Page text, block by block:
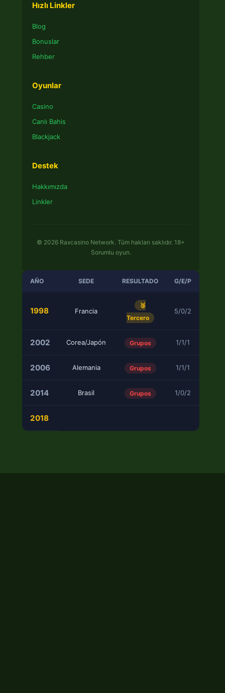
Hızlı Linkler
Blog
Bonuslar
Rehber
Oyunlar
Casino
Canlı Bahis
Blackjack
Destek
Hakkımızda
Linkler
© 2026 Raxcasino Network. Tüm hakları saklıdır. 18+
Sorumlu oyun.
AÑO SEDE RESULTADO G/E/P
1998 Francia
🥉
Tercero
5/0/2
2002 Corea/Japón Grupos 1/1/1
2006 Alemania Grupos 1/1/1
2014 Brasil Grupos 1/0/2
2018